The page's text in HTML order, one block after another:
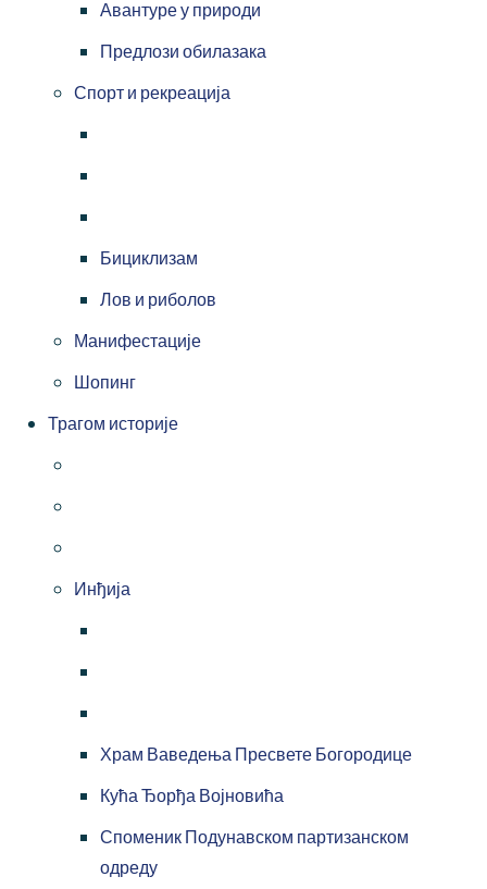
Авантуре у природи
Предлози обилазака
Спорт и рекреација
Бициклизам
Лов и риболов
Манифестације
Шопинг
Трагом историје
Инђија
Храм Ваведења Пресвете Богородице
Кућа Ђорђа Војновића
Споменик Подунавском партизанском
одреду